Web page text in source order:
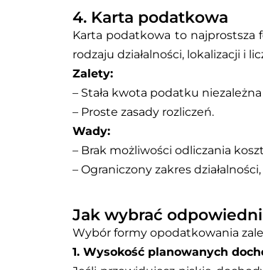
4. Karta podatkowa
Karta podatkowa to najprostsza
rodzaju działalności, lokalizacji i
Zalety:
– Stała kwota podatku
– Proste zasady rozliczeń.
Wady:
– Brak możliwości odliczania
– Ograniczony zakres
Jak wybrać
Wybór formy opodatkowania
1. Wysokość planowanych